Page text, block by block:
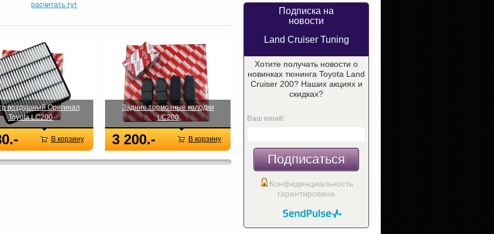
расчитать тут
воздушный Оригинал
Toyota LC200
В корзину
Задние тормозные колодки
LC200
3 200.- В корзину
Оригинал Toyota LC200
Подписка на
новости
Land Cruiser Tuning
Хотите получать новости о
новинках тюнинга Toyota Land
Cruiser 200? Наших акциях и
скидках?
Ваш email:
Подписаться
Конфиденциальность
гарантирована